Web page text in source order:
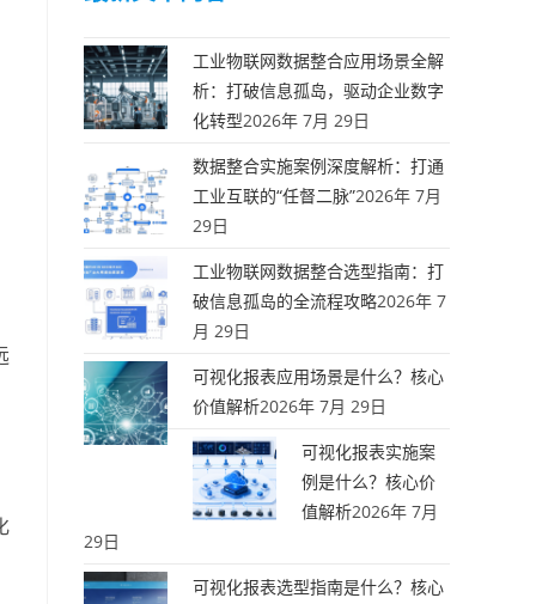
工业物联网数据整合应用场景全解
析：打破信息孤岛，驱动企业数字
化转型2026年 7月 29日
数据整合实施案例深度解析：打通
工业互联的“任督二脉”2026年 7月
29日
工业物联网数据整合选型指南：打
破信息孤岛的全流程攻略2026年 7
月 29日
可视化报表应用场景是什么？核心
价值解析2026年 7月 29日
可视化报表实施案
例是什么？核心价
值解析2026年 7月
29日
可视化报表选型指南是什么？核心